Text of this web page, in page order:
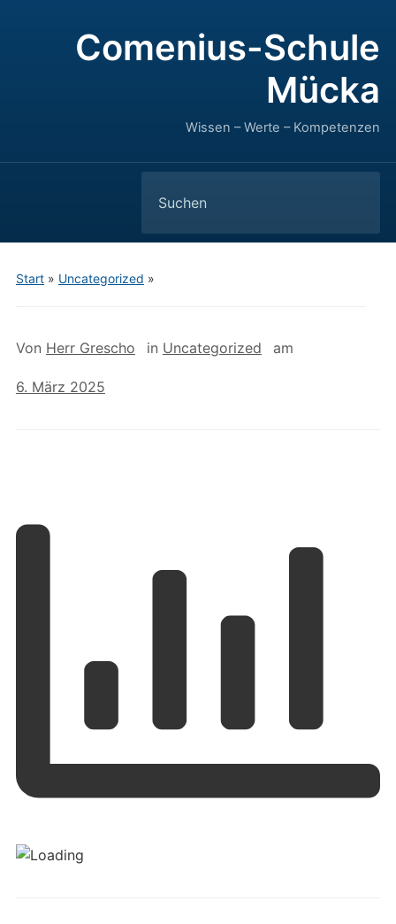
Comenius-Schule
Mücka
Wissen – Werte – Kompetenzen
for:
Start» Uncategorized »
Von Herr Grescho in Uncategorized am
6. März 2025